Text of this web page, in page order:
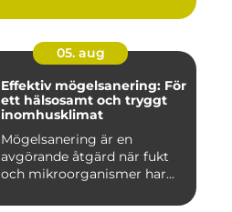
05. aug
Effektiv mögelsanering: För
ett hälsosamt och tryggt
inomhusklimat
Mögelsanering är en
avgörande åtgärd när fukt
och mikroorganismer har...